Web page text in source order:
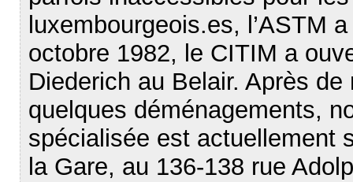
luxembourgeois.es, l’ASTM
octobre 1982, le CITIM a
Diederich au Belair. Après
quelques déménagements,
spécialisée est actuellement
la Gare, au 136-138 rue